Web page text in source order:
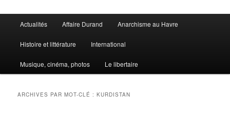
principal
Actualités Affaire Durand Anarchisme au Havre
Histoire et littérature International
Musique, cinéma, photos Le libertaire
ARCHIVES PAR MOT-CLÉ :KURDISTAN